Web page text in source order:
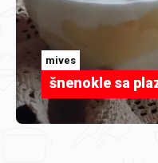
mives
šnenokle sa